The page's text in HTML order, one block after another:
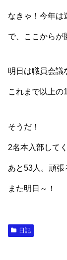
なきゃ！今年は
で、ここからが
明日は職員会議
これまで以上の
そうだ！
2名本入部して
あと53人。頑張
また明日～！
日記